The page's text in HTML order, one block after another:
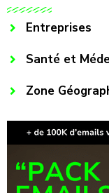
Entreprises
Santé et
Zone